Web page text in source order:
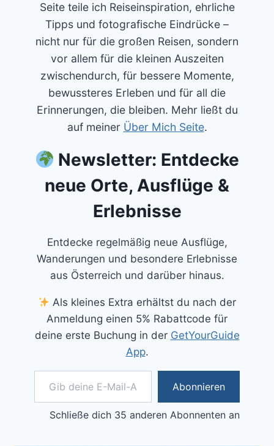
Seite teile ich Reiseinspiration, ehrliche
Tipps und fotografische Eindrücke –
nicht nur für die großen Reisen, sondern
vor allem für die kleinen Auszeiten
zwischendurch, für bessere Momente,
bewussteres Erleben und für all die
Erinnerungen, die bleiben. Mehr ließt du
auf meiner Über Mich Seite.
Newsletter: Entdecke
neue Orte, Ausflüge &
Erlebnisse
Entdecke regelmäßig neue Ausflüge,
Wanderungen und besondere Erlebnisse
aus Österreich und darüber hinaus.
Als kleines Extra erhältst du nach der
Anmeldung einen 5% Rabattcode für
deine erste Buchung in der GetYourGuide
App.
Gib deine E-Mail-Adresse ein ...
Abonnieren
Schließe dich 35 anderen Abonnenten an